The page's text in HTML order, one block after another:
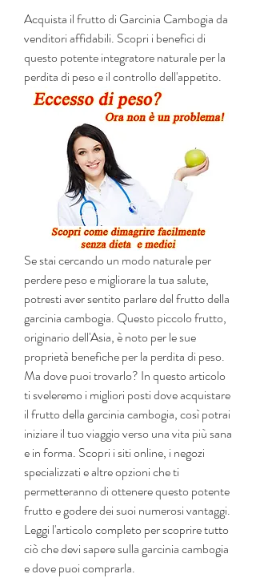
Acquista il frutto di Garcinia Cambogia da
venditori affidabili. Scopri i benefici di
questo potente integratore naturale per la
perdita di peso e il controllo dell'appetito.
Se stai cercando un modo naturale per
perdere peso e migliorare la tua salute,
potresti aver sentito parlare del frutto della
garcinia cambogia. Questo piccolo frutto,
originario dell'Asia, è noto per le sue
proprietà benefiche per la perdita di peso.
Ma dove puoi trovarlo? In questo articolo
ti sveleremo i migliori posti dove acquistare
il frutto della garcinia cambogia, così potrai
iniziare il tuo viaggio verso una vita più sana
e in forma. Scopri i siti online, i negozi
specializzati e altre opzioni che ti
permetteranno di ottenere questo potente
frutto e godere dei suoi numerosi vantaggi.
Leggi l'articolo completo per scoprire tutto
ciò che devi sapere sulla garcinia cambogia
e dove puoi comprarla.